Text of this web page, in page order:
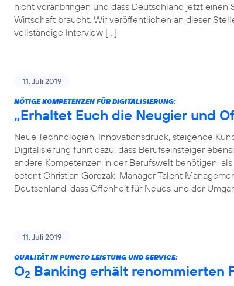
nicht voranbringen und dass Deutschland jetzt einen
Wirtschaft braucht. Wir veröffentlichen an dieser
vollständige Interview […]
11. Juli 2019
NÖTIGE KOMPETENZEN FÜR DIGITALISIERUNG:
„Erhaltet Euch die Neugier und
Neue Technologien, Innovationsdruck, steigende
Digitalisierung führt dazu, dass Berufseinsteiger
andere Kompetenzen in der Berufswelt benötigen,
betont Christian Gorczak, Manager Talent
Deutschland, dass Offenheit für Neues und der
11. Juli 2019
QUALITÄT IN PUNCTO LEISTUNG UND SERVICE:
O2 Banking erhält renommierten